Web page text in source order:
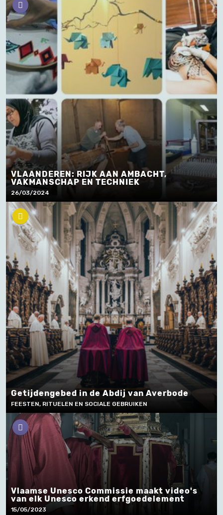
VLAANDEREN: RIJK AAN AMBACHT,
VAKMANSCHAP EN TECHNIEK
26/03/2024
Vlaamse Unesco Commissie maakt video's
van elk Unesco erkend erfgoedelement
15/05/2023
Getijdengebed in de Abdij van Averbode
FEESTEN, RITUELEN EN SOCIALE GEBRUIKEN